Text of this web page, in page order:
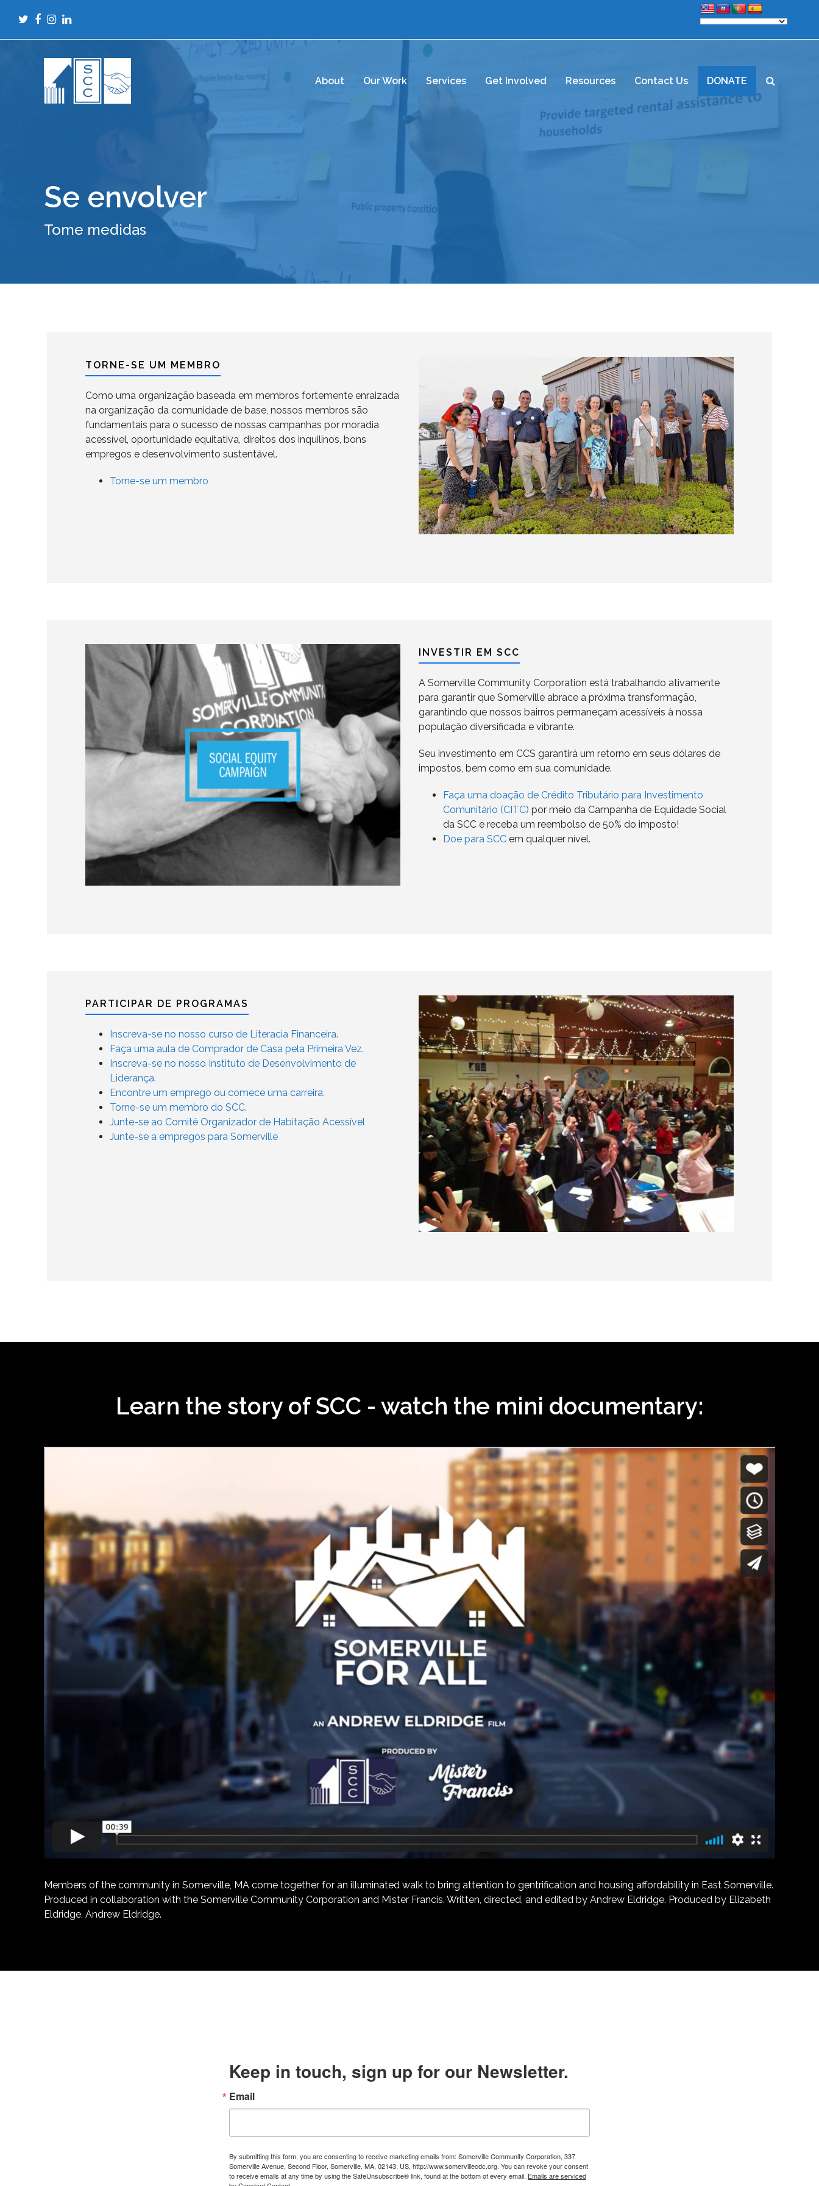
Twitter
Facebook
Instagram
LinkedIn
About Our Work Services Get Involved Resources Contact Us DONATE
Se envolver
Tome medidas
TORNE-SE UM MEMBRO
Como uma organização baseada em membros fortemente enraizada
na organização da comunidade de base, nossos membros são
fundamentais para o sucesso de nossas campanhas por moradia
acessível, oportunidade equitativa, direitos dos inquilinos, bons
empregos e desenvolvimento sustentável.
Torne-se um membro
INVESTIR EM SCC
A Somerville Community Corporation está trabalhando ativamente
para garantir que Somerville abrace a próxima transformação,
garantindo que nossos bairros permaneçam acessíveis à nossa
população diversificada e vibrante.
Seu investimento em CCS garantirá um retorno em seus dólares de
impostos, bem como em sua comunidade.
Faça uma doação de Crédito Tributário para Investimento
Comunitário (CITC) por meio da Campanha de Equidade Social
da SCC e receba um reembolso de 50% do imposto!
Doe para SCC em qualquer nível.
PARTICIPAR DE PROGRAMAS
Inscreva-se no nosso curso de Literacia Financeira.
Faça uma aula de Comprador de Casa pela Primeira Vez.
Inscreva-se no nosso Instituto de Desenvolvimento de
Liderança.
Encontre um emprego ou comece uma carreira.
Torne-se um membro do SCC.
Junte-se ao Comitê Organizador de Habitação Acessível
Junte-se a empregos para Somerville
Learn the story of SCC - watch the mini documentary:
Members of the community in Somerville, MA come together for an illuminated walk to bring attention to gentrification and housing affordability in East Somerville.
Produced in collaboration with the Somerville Community Corporation and Mister Francis. Written, directed, and edited by Andrew Eldridge. Produced by Elizabeth
Eldridge, Andrew Eldridge.
Keep in touch, sign up for our Newsletter.
Email
By submitting this form, you are consenting to receive marketing emails from: Somerville Community Corporation, 337
Somerville Avenue, Second Floor, Somerville, MA, 02143, US, http://www.somervillecdc.org. You can revoke your consent
to receive emails at any time by using the SafeUnsubscribe® link, found at the bottom of every email. Emails are serviced